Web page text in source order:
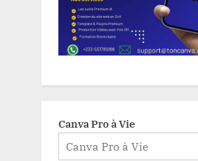
Canva Pro à Vie